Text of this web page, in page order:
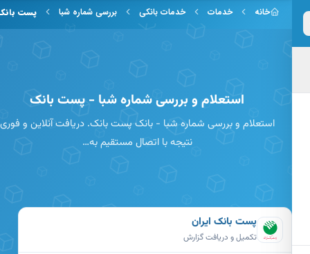
به محتوای اصلی
خانه خدمات خدمات بانکی بررسی شماره شبا پست بانک
استعلام و بررسی شماره شبا - پست بانک
استعلام و بررسی شماره شبا - بانک پست بانک. دریافت آنلاین و فوری
نتیجه با اتصال مستقیم به…
پست بانک ایران
تکمیل و دریافت گزارش